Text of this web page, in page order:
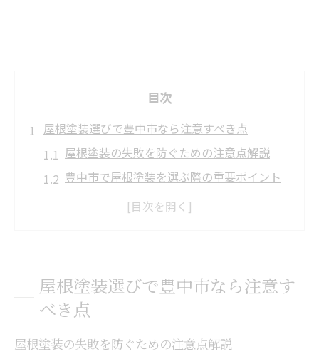
目次
屋根塗装選びで豊中市なら注意すべき点
屋根塗装の失敗を防ぐための注意点解説
豊中市で屋根塗装を選ぶ際の重要ポイント
屋根塗装選びで見落としがちな落とし穴と
大阪府豊中市で安心の屋根塗装選び
安心できる屋根塗装業者の見分け方とは
屋根塗装で信頼できる業者選びの秘訣
屋根塗装選びで豊中市なら注意す
べき点
屋根塗装の失敗を防ぐための注意点解説